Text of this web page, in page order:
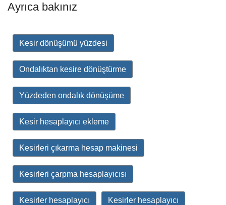
Ayrıca bakınız
Kesir dönüşümü yüzdesi
Ondalıktan kesire dönüştürme
Yüzdeden ondalık dönüşüme
Kesir hesaplayıcı ekleme
Kesirleri çıkarma hesap makinesi
Kesirleri çarpma hesaplayıcısı
Kesirler hesaplayıcı Kesirler hesaplayıcı